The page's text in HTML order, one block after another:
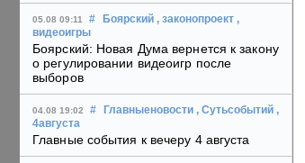
05.08 09:11 # Боярский , законопроект ,
видеоигры
Боярский: Новая Дума вернется к закону
о регулировании видеоигр после
выборов
04.08 19:02 # Главныеновости , Сутьсобытий ,
4августа
Главные события к вечеру 4 августа